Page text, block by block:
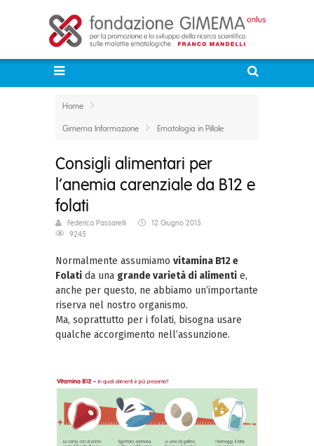
Home
Gimema Informazione
Ematologia in Pillole
Consigli alimentari per
l’anemia carenziale da B12 e
folati
Federica Passarelli
12 Giugno 2015
9245
Normalmente assumiamo vitamina B12 e
Folati da una grande varietà di alimenti e,
anche per questo, ne abbiamo un’importante
riserva nel nostro organismo.
Ma, soprattutto per i folati, bisogna usare
qualche accorgimento nell’assunzione.